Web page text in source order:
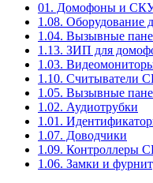
01. Домофоны и
1.08. Оборудование
1.04. Вызывные
1.13. ЗИП для
1.03.
1.10. Считыватели
1.05. Вызывные
1.02. Аудиотрубки
1.01.
1.07. Доводчики
1.09. Контроллеры
1.06. Замки и